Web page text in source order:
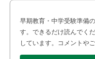
早期教育・中学受験準備
す。できるだけ読んでく
しています。コメントや